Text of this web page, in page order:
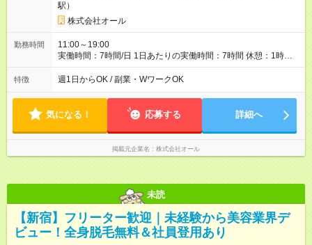
駅）
株式会社オール
勤務時間
11:00～19:00
実働時間：7時間/日 1日あたりの実働時間：7時間 休憩：1時間
勤務開始予定：3月1日～ ※要相談
特徴 週1日からOK / 副業・WワークOK
気になる！ 応募する 詳細へ
掲載元企業名 株式会社オール
未読
【新宿】フリーター歓迎｜未経験から美容業界デ
ビュー！全身脱毛無料＆社員登用あり